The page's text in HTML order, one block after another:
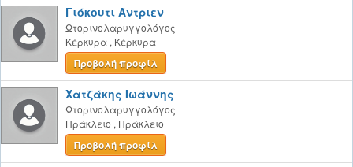
Γιόκουτι Άντριεν
Ωτορινολαρυγγολόγος
Κέρκυρα , Κέρκυρα
Προβολή προφίλ
Χατζάκης Ιωάννης
Ωτορινολαρυγγολόγος
Ηράκλειο , Ηράκλειο
Προβολή προφίλ